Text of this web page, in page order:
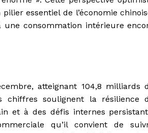
essentiel de l’économie
consommation intérieure
atteignant 104,8 milliards
chiffres soulignent la résilience
et à des défis internes
qu’il convient de